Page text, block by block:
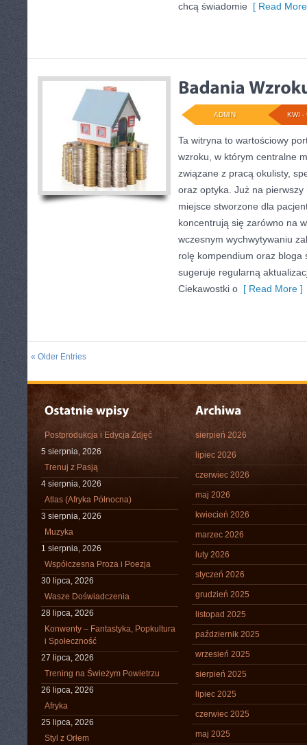
chcą świadomie [ Read
KWI -
ADMIN
Ta witryna to wartościowy
wzroku, w którym centralne
związane z pracą okulisty,
oraz optyka. Już na
miejsce stworzone dla
koncentrują się zarówno na
wczesnym wychwytywaniu
rolę kompendium oraz bloga
sugeruje regularną
Ciekawostki o [ Read More ]
« Older Entries
Postprodukcja i Edycja Zdjęć
5 sierpnia, 2026
Trenuj z Pasją
4 sierpnia, 2026
Atlas (Afryka Północna)
3 sierpnia, 2026
Muzyka
1 sierpnia, 2026
Współczesna Proza i Poezja
30 lipca, 2026
Wasze Doświadczenia
28 lipca, 2026
Konwenty – Fantastyka, Popkultura
i Społeczność
27 lipca, 2026
Trening na Świeżym Powietrzu
26 lipca, 2026
Afryka
25 lipca, 2026
Styl z Orłem
sierpień 2026
lipiec 2026
czerwiec 2026
maj 2026
kwiecień 2026
marzec 2026
luty 2026
styczeń 2026
grudzień 2025
listopad 2025
październik 2025
wrzesień 2025
sierpień 2025
lipiec 2025
czerwiec 2025
maj 2025